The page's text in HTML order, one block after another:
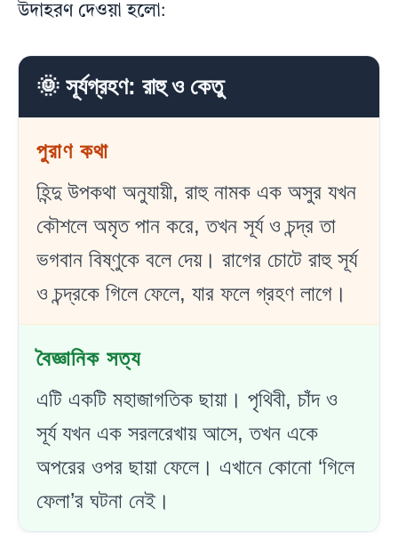
উদাহরণ দেওয়া হলো:
🌞 সূর্যগ্রহণ: রাহু ও কেতু
পুরাণ কথা
হিন্দু উপকথা অনুযায়ী, রাহু নামক এক অসুর যখন
কৌশলে অমৃত পান করে, তখন সূর্য ও চন্দ্র তা
ভগবান বিষ্ণুকে বলে দেয়। রাগের চোটে রাহু সূর্য
ও চন্দ্রকে গিলে ফেলে, যার ফলে গ্রহণ লাগে।
বৈজ্ঞানিক সত্য
এটি একটি মহাজাগতিক ছায়া। পৃথিবী, চাঁদ ও
সূর্য যখন এক সরলরেখায় আসে, তখন একে
অপরের ওপর ছায়া ফেলে। এখানে কোনো ‘গিলে
ফেলা’র ঘটনা নেই।